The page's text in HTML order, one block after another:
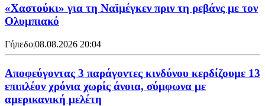
«Χαστούκι» για τη Ναϊμέγκεν πριν τη ρεβάνς με τον
Ολυμπιακό
Γήπεδο|08.08.2026 20:04
Αποφεύγοντας 3 παράγοντες κινδύνου κερδίζουμε 13
επιπλέον χρόνια χωρίς άνοια, σύμφωνα με
αμερικανική μελέτη